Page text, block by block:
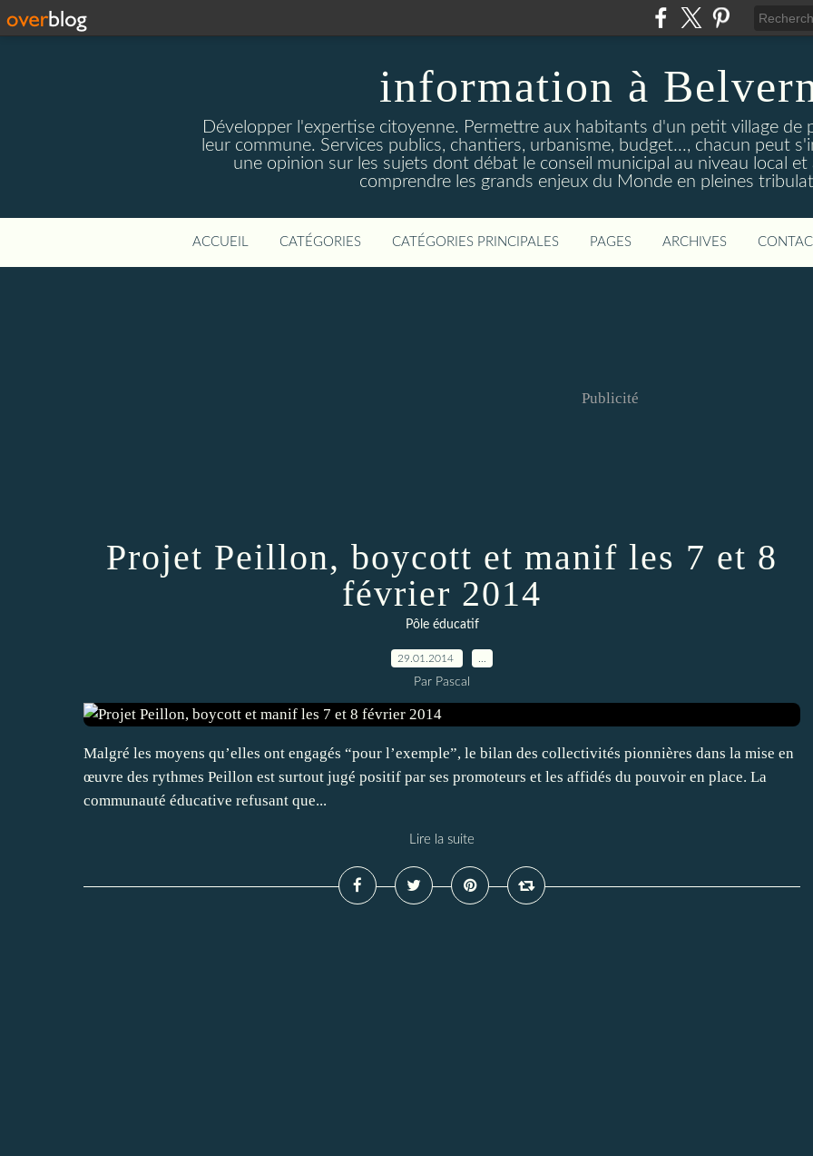
information à
Développer l'expertise citoyenne. Permettre aux habitants d'un petit village de
leur commune. Services publics, chantiers, urbanisme, budget..., chacun peut
une opinion sur les sujets dont débat le conseil municipal au niveau local
comprendre les grands enjeux du Monde en pleines
ACCUEIL CATÉGORIES CATÉGORIES PRINCIPALES PAGES ARCHIVES
Publicité
Projet Peillon, boycott et manif les 7 et 8
février 2014
Pôle éducatif
29.01.2014
Par Pascal
Malgré les moyens qu’elles ont engagés “pour l’exemple”, le bilan des collectivités pionnières dans la mise en
œuvre des rythmes Peillon est surtout jugé positif par ses promoteurs et les affidés du pouvoir en place. La
communauté éducative refusant que...
Lire la suite